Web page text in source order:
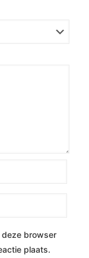
deze browser
plaats.